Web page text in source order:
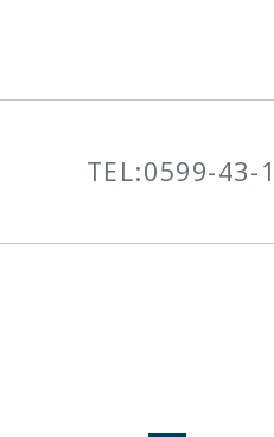
TEL:0599-43-